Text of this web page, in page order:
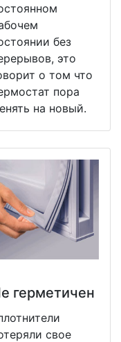
без
это
о том что
пора
на новый.
герметичен
свое